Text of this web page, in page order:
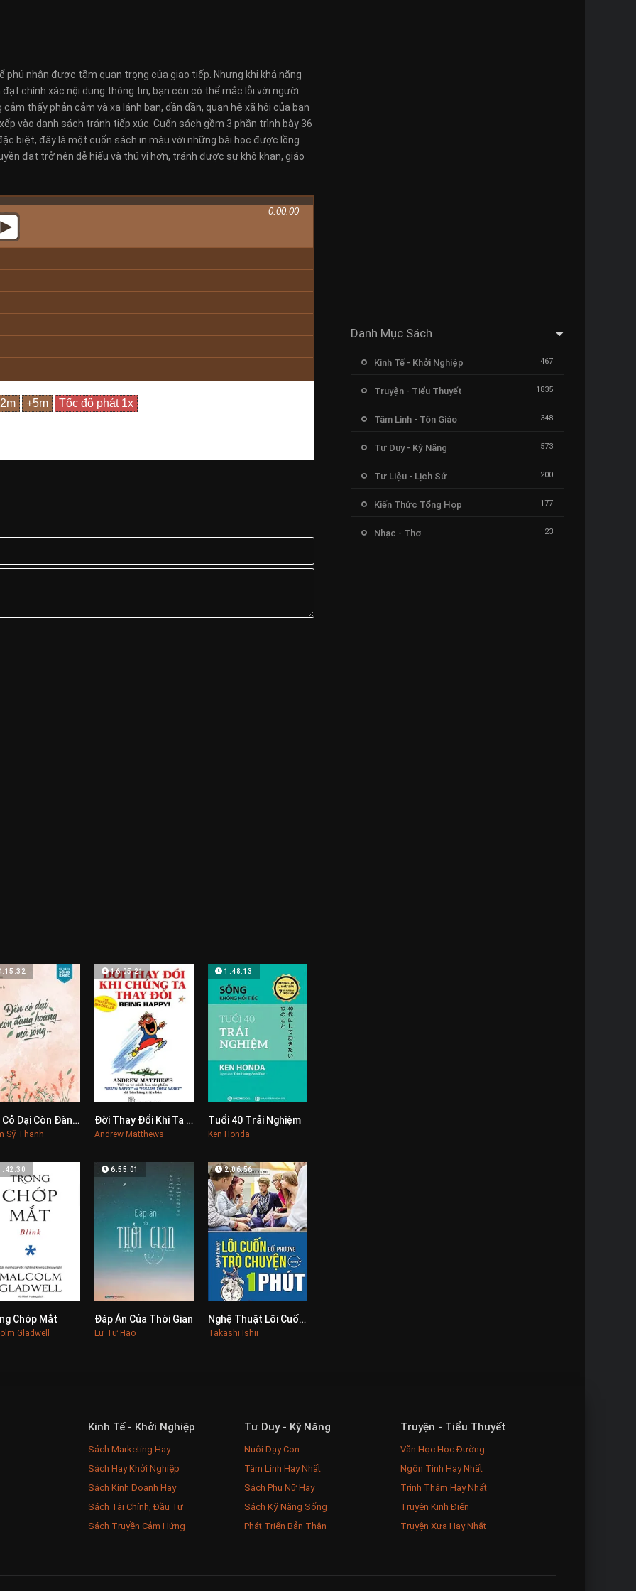
nhận được tầm quan trọng của giao tiếp. Nhưng khi khả năng
chính xác nội dung thông tin, bạn còn có thể mắc lỗi với người
thấy phản cảm và xa lánh bạn, dần dần, quan hệ xã hội của bạn
vào danh sách tránh tiếp xúc. Cuốn sách gồm 3 phần trình bày 36
biệt, đây là một cuốn sách in màu với những bài học được lồng
đạt trở nên dễ hiểu và thú vị hơn, tránh được sự khô khan, giáo
0:00:00
0Đến Cỏ Dại Còn Đàng Hoàng Mà Sống
Sỹ Thanh
0
16:05:21
Đời Thay Đổi Khi Ta Thay Đổi (Trọn Bộ)
Andrew Matthews
0
1:48:13
Tuổi 40 Trải Nghiệm
Ken Honda
Chớp Mắt
Gladwell
0
6:55:01
Đáp Án Của Thời Gian
Lư Tư Hạo
0
2:06:56
Nghệ Thuật Lôi Cuốn Đối Phương Trò Chuyện Trong 1 Phút
Takashi Ishii
Danh Mục Sách
Kinh Tế - Khởi Nghiệp 467
Truyện - Tiểu Thuyết 1835
Tâm Linh - Tôn Giáo 348
Tư Duy - Kỹ Năng 573
Tư Liệu - Lịch Sử 200
Kiến Thức Tổng Hợp 177
Nhạc - Thơ 23
Kinh Tế - Khởi Nghiệp
Sách Marketing Hay
Sách Hay Khởi Nghiệp
Sách Kinh Doanh Hay
Sách Tài Chính, Đầu Tư
Sách Truyền Cảm Hứng
Tư Duy - Kỹ Năng
Nuôi Dạy Con
Tâm Linh Hay Nhất
Sách Phụ Nữ Hay
Sách Kỹ Năng Sống
Phát Triển Bản Thân
Truyện - Tiểu Thuyết
Văn Học Học Đường
Ngôn Tình Hay Nhất
Trinh Thám Hay Nhất
Truyện Kinh Điển
Truyện Xưa Hay Nhất